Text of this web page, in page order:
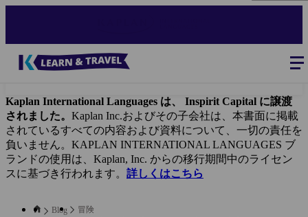
Kaplan International Languages は、 Inspirit Capital に譲渡
されました。 Kaplan Inc.およびその子会社は、本書面に掲載
されているすべての内容および資料について、一切の責任を
負いません。KAPLAN INTERNATIONAL LANGUAGES ブ
ランドの使用は、Kaplan, Inc. からの移行期間中のライセン
スに基づき行われます。 詳しくはこちら
Blog
冒険